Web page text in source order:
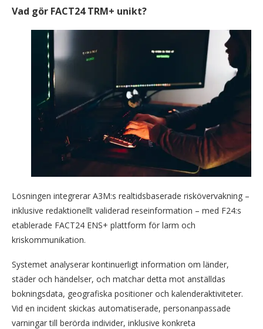
Vad gör FACT24 TRM+ unikt?
Lösningen integrerar A3M:s realtidsbaserade riskövervakning –
inklusive redaktionellt validerad reseinformation – med F24:s
etablerade FACT24 ENS+ plattform för larm och
kriskommunikation.
Systemet analyserar kontinuerligt information om länder,
städer och händelser, och matchar detta mot anställdas
bokningsdata, geografiska positioner och kalenderaktiviteter.
Vid en incident skickas automatiserade, personanpassade
varningar till berörda individer, inklusive konkreta